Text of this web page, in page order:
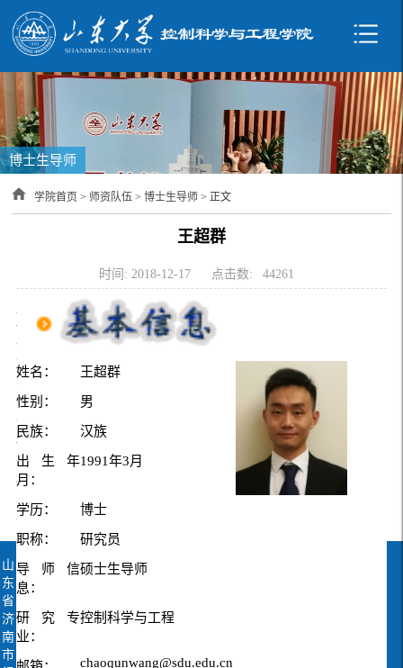
博士生导师
学院首页 > 师资队伍 >博士生导师 > 正文
王超群
时间: 2018-12-17 点击数: 44261
姓名： 王超群
性别： 男
民族： 汉族
出生年
月：
1991年3月
学历： 博士
职称： 研究员
导师信
息：
硕士生导师
研究专
业：
控制科学与工程
chaoqunwang@sdu.edu.cn
一
条：
刘
治
平
下
一
条：
杨
才
山
东
省
济
南
市